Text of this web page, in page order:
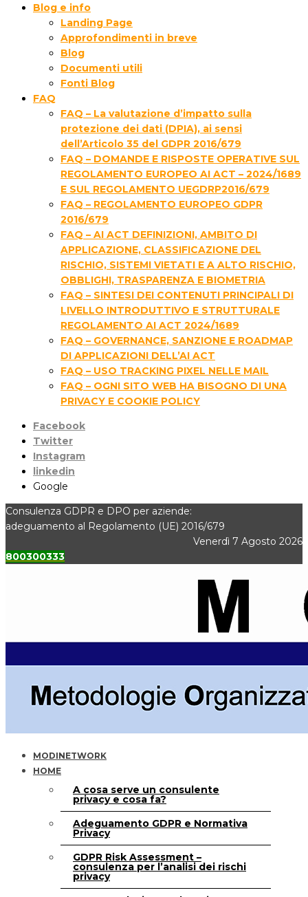
Blog e info
Landing Page
Approfondimenti in breve
Blog
Documenti utili
Fonti Blog
FAQ
FAQ – La valutazione d’impatto sulla
protezione dei dati (DPIA), ai sensi
dell’Articolo 35 del GDPR 2016/679
FAQ – DOMANDE E RISPOSTE OPERATIVE SUL
REGOLAMENTO EUROPEO AI ACT – 2024/1689
E SUL REGOLAMENTO UEGDRP2016/679
FAQ – REGOLAMENTO EUROPEO GDPR
2016/679
FAQ – AI ACT DEFINIZIONI, AMBITO DI
APPLICAZIONE, CLASSIFICAZIONE DEL
RISCHIO, SISTEMI VIETATI E A ALTO RISCHIO,
OBBLIGHI, TRASPARENZA E BIOMETRIA
FAQ – SINTESI DEI CONTENUTI PRINCIPALI DI
LIVELLO INTRODUTTIVO E STRUTTURALE
REGOLAMENTO AI ACT 2024/1689
FAQ – GOVERNANCE, SANZIONE E ROADMAP
DI APPLICAZIONI DELL’AI ACT
FAQ – USO TRACKING PIXEL NELLE MAIL
FAQ – OGNI SITO WEB HA BISOGNO DI UNA
PRIVACY E COOKIE POLICY
Facebook
Twitter
Instagram
linkedin
Google
Consulenza GDPR e DPO per aziende:
adeguamento al Regolamento (UE) 2016/679
Venerdì 7 Agosto 2026
800300333
MODINETWORK
HOME
A cosa serve un consulente
privacy e cosa fa?
Adeguamento GDPR e Normativa
Privacy
GDPR Risk Assessment –
consulenza per l’analisi dei rischi
privacy